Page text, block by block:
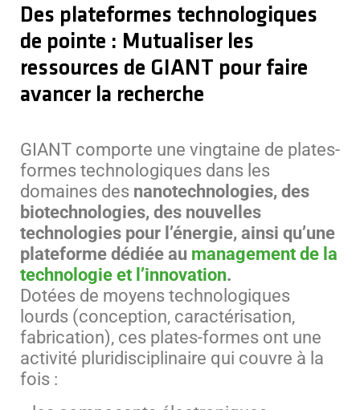
Des plateformes technologiques
de pointe : Mutualiser les
ressources de GIANT pour faire
avancer la recherche
GIANT comporte une vingtaine de plates-
formes technologiques dans les
domaines des nanotechnologies, des
biotechnologies, des nouvelles
technologies pour l’énergie, ainsi qu’une
plateforme dédiée au management de la
technologie et l’innovation.
Dotées de moyens technologiques
lourds (conception, caractérisation,
fabrication), ces plates-formes ont une
activité pluridisciplinaire qui couvre à la
fois :